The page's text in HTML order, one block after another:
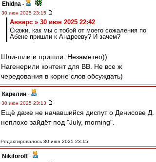
Ehidna -
30 июн 2025 23:15
Авверс » 30 июн 2025 22:42
Скажи, как мы с тобой от моего сожаления по
Абене пришли к Андрееву? И зачем?
Шли-шли и пришли. Незаметно))
Нагенерили контент для ВВ. Не все ж
чередования в корне слов обсуждать)
Карелин -
30 июн 2025 23:13
Ещё даже не начавшийся диспут о Денисове Д.
неплохо зайдёт под "July, morning".
Редактировалось 30 июн 2025 23:15
Nikiforoff -